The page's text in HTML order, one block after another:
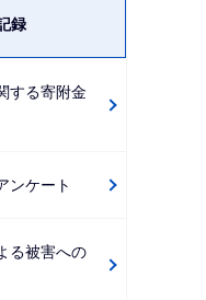
録
する寄附金
ンケート
る被害への